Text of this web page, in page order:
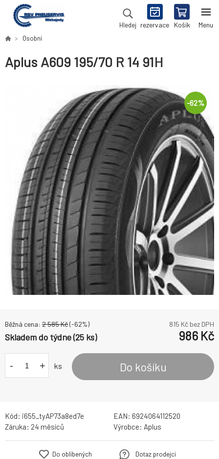
Hledej rezervace Košík Menu
Osobní
Aplus A609 195/70 R 14 91H
-62%
Běžná cena: 2 585Kč(-62%) 815 Kč bez DPH
Skladem do týdne (25 ks) 986 Kč
- + ks Do košíku
Kód: i655_tyAP73a8ed7e EAN: 6924064112520
Záruka: 24 měsíců Výrobce: Aplus
Do oblíbených
Dotaz prodejci